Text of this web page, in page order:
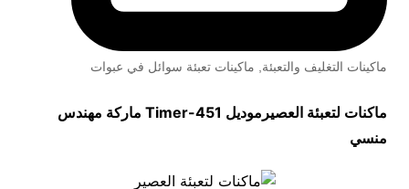
ماكينات التغليف والتعبئة, ماكينات تعبئة سوائل في عبوات
ماكنات لتعبئة العصيرموديل 451-Timer
ماركة مهندس
منسي